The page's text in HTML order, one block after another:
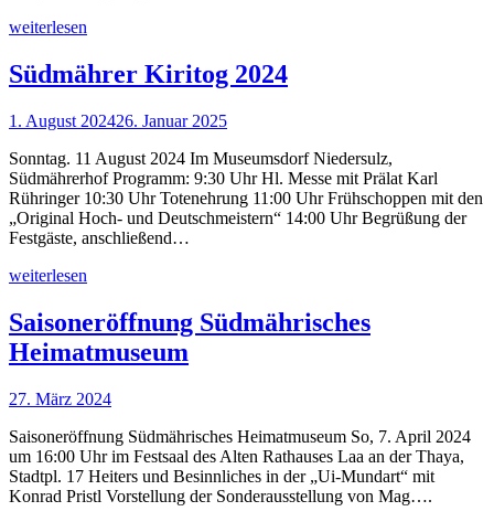
weiterlesen
Südmährer Kiritog 2024
1. August 202426. Januar 2025
Sonntag. 11 August 2024 Im Museumsdorf Niedersulz,
Südmährerhof Programm: 9:30 Uhr Hl. Messe mit Prälat Karl
Rühringer 10:30 Uhr Totenehrung 11:00 Uhr Frühschoppen mit den
„Original Hoch- und Deutschmeistern“ 14:00 Uhr Begrüßung der
Festgäste, anschließend…
weiterlesen
Saisoneröffnung Südmährisches
Heimatmuseum
27. März 2024
Saisoneröffnung Südmährisches Heimatmuseum So, 7. April 2024
um 16:00 Uhr im Festsaal des Alten Rathauses Laa an der Thaya,
Stadtpl. 17 Heiters und Besinnliches in der „Ui-Mundart“ mit
Konrad Pristl Vorstellung der Sonderausstellung von Mag….